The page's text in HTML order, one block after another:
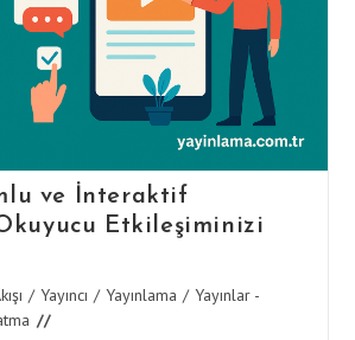
ve İnteraktif
Etkileşiminizi
/ Yayıncı / Yayınlama / Yayınlar -